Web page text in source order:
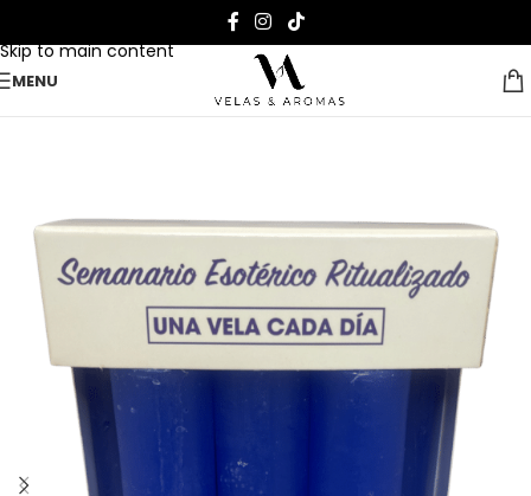
Skip to main content
MENU